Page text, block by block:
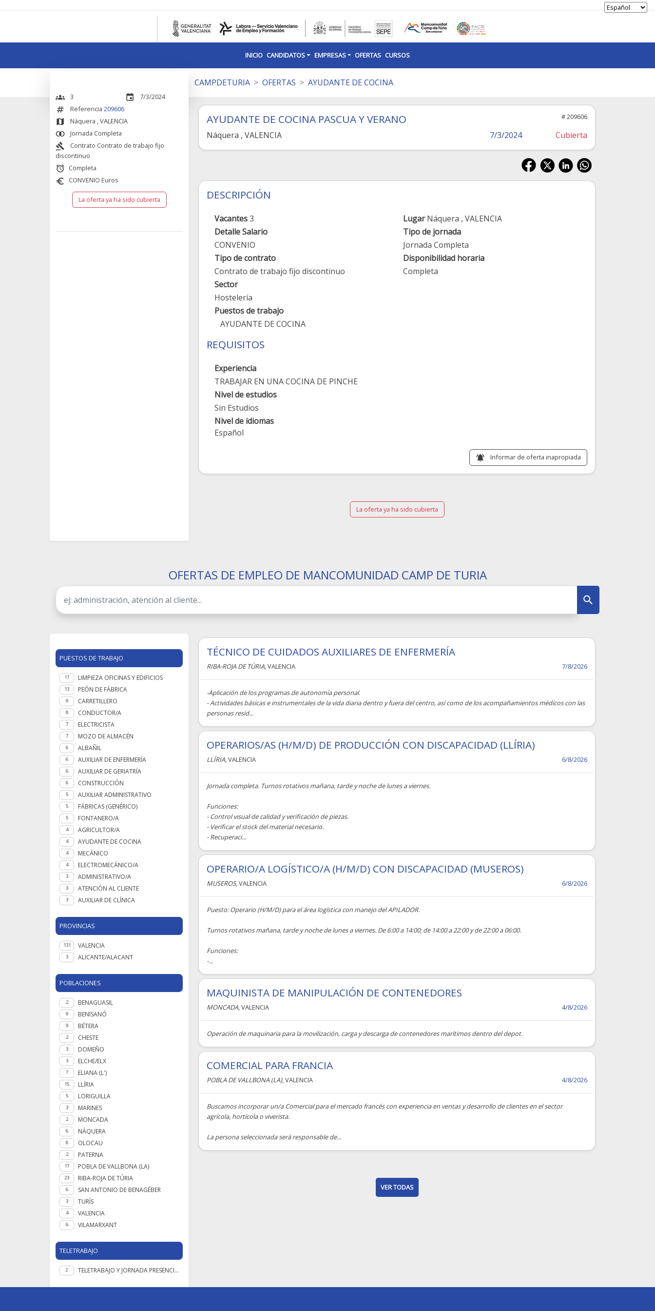
INICIO CANDIDATOS EMPRESAS OFERTAS CURSOS
CAMPDETURIA OFERTAS AYUDANTE DE COCINA
groups 3 event 7/3/2024
numbers Referencia 209606
map Náquera , VALENCIA
join_inner Jornada Completa
gavel
Contrato Contrato de trabajo fijo
discontinuo
alarm Completa
euro CONVENIO Euros
La oferta ya ha sido cubierta
AYUDANTE DE COCINA PASCUA Y VERANO # 209606
Náquera , VALENCIA 7/3/2024 Cubierta
DESCRIPCIÓN
Vacantes3 Lugar Náquera , VALENCIA
Detalle Salario
CONVENIO
Tipo de jornada
Jornada Completa
Tipo de contrato
Contrato de trabajo fijo discontinuo
Disponibilidad horaria
Completa
Sector
Hostelería
Puestos de trabajo
AYUDANTE DE COCINA
REQUISITOS
Experiencia
TRABAJAR EN UNA COCINA DE PINCHE
Nivel de estudios
Sin Estudios
Nivel de idiomas
Español
notifications_active Informar de oferta inapropiada
La oferta ya ha sido cubierta
OFERTAS DE EMPLEO DE MANCOMUNIDAD CAMP DE TURIA
PUESTOS DE TRABAJO
17 LIMPIEZA OFICINAS Y EDIFICIOS
13 PEÓN DE FÁBRICA
9 CARRETILLERO
8 CONDUCTOR/A
7 ELECTRICISTA
7 MOZO DE ALMACÉN
6 ALBAÑIL
6 AUXILIAR DE ENFERMERÍA
6 AUXILIAR DE GERIATRÍA
6 CONSTRUCCIÓN
5 AUXILIAR ADMINISTRATIVO
5 FÁBRICAS (GENÉRICO)
5 FONTANERO/A
4 AGRICULTOR/A
4 AYUDANTE DE COCINA
4 MECÁNICO
4 ELECTROMECÁNICO/A
3 ADMINISTRATIVO/A
3 ATENCIÓN AL CLIENTE
3 AUXILIAR DE CLÍNICA
PROVINCIAS
131 VALENCIA
3 ALICANTE/ALACANT
POBLACIONES
2 BENAGUASIL
9 BENISANÓ
9 BÉTERA
2 CHESTE
3 DOMEÑO
3 ELCHE/ELX
7 ELIANA (L')
15 LLÍRIA
5 LORIGUILLA
3 MARINES
2 MONCADA
6 NÁQUERA
8 OLOCAU
2 PATERNA
17 POBLA DE VALLBONA (LA)
23 RIBA-ROJA DE TÚRIA
6 SAN ANTONIO DE BENAGÉBER
3 TURÍS
4 VALENCIA
6 VILAMARXANT
TELETRABAJO
2 TELETRABAJO Y JORNADA PRESENCIAL
TÉCNICO DE CUIDADOS AUXILIARES DE ENFERMERÍA
RIBA-ROJA DE TÚRIA, VALENCIA 7/8/2026
-Aplicación de los programas de autonomía personal.
- Actividades básicas e instrumentales de la vida diaria dentro y fuera del centro, así como de los acompañamientos médicos con las
personas resid...
OPERARIOS/AS (H/M/D) DE PRODUCCIÓN CON DISCAPACIDAD (LLÍRIA)
LLÍRIA, VALENCIA 6/8/2026
Jornada completa. Turnos rotativos mañana, tarde y noche de lunes a viernes.
Funciones:
- Control visual de calidad y verificación de piezas.
- Verificar el stock del material necesario.
- Recuperaci...
OPERARIO/A LOGÍSTICO/A (H/M/D) CON DISCAPACIDAD (MUSEROS)
MUSEROS, VALENCIA 6/8/2026
Puesto: Operario (H/M/D) para el área logística con manejo del APILADOR.
Turnos rotativos mañana, tarde y noche de lunes a viernes. De 6:00 a 14:00; de 14:00 a 22:00 y de 22:00 a 06:00.
Funciones:
-...
MAQUINISTA DE MANIPULACIÓN DE CONTENEDORES
MONCADA, VALENCIA 4/8/2026
Operación de maquinaria para la movilización, carga y descarga de contenedores marítimos dentro del depot.
COMERCIAL PARA FRANCIA
POBLA DE VALLBONA (LA), VALENCIA 4/8/2026
Buscamos incorporar un/a Comercial para el mercado francés con experiencia en ventas y desarrollo de clientes en el sector
agrícola, hortícola o viverista.
La persona seleccionada será responsable de...
VER TODAS